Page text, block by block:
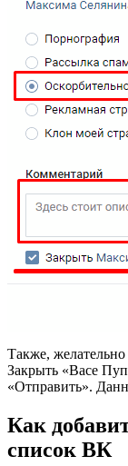
Также,
Закрыть «Васе
«Отправить».
Как
список ВК